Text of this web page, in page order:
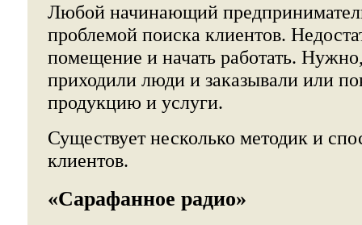
Любой начинающий
проблемой поиска клиентов.
помещение и начать работать.
приходили люди и заказывали или
продукцию и услуги.
Существует несколько методик и
клиентов.
«Сарафанное радио»